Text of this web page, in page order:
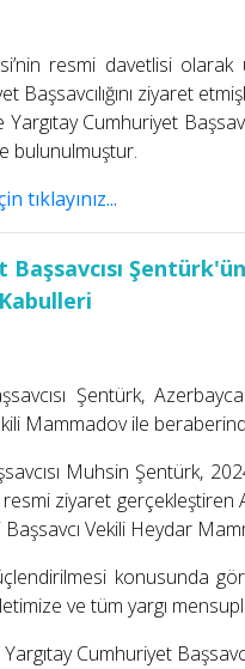
resmi davetlisi olarak
Başsavcılığını ziyaret
Cumhuriyet
bulunulmuştur.
tıklayınız...
Başsavcısı
Şentürk,
Mammadov ile
Muhsin Şentürk,
ziyaret
Vekili Heydar
konusunda
ve tüm yargı
Cumhuriyet